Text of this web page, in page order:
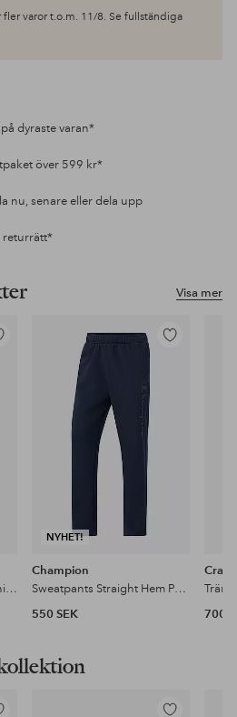
varor t.o.m. 11/8. Se fullständiga
dyraste varan*
över 599 kr*
nu, senare eller dela upp
returrätt*
Visa mer
Träningsbyxor Vanish Training Pant
NYHET!
Lägg
Champion
Sweatpants Straight Hem Pants
550 SEK
Craft
700